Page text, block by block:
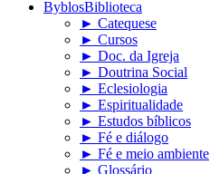
ByblosBiblioteca
► Catequese
► Cursos
► Doc. da Igreja
► Doutrina Social
► Eclesiologia
► Espiritualidade
► Estudos bíblicos
► Fé e diálogo
► Fé e meio ambiente
► Glossário